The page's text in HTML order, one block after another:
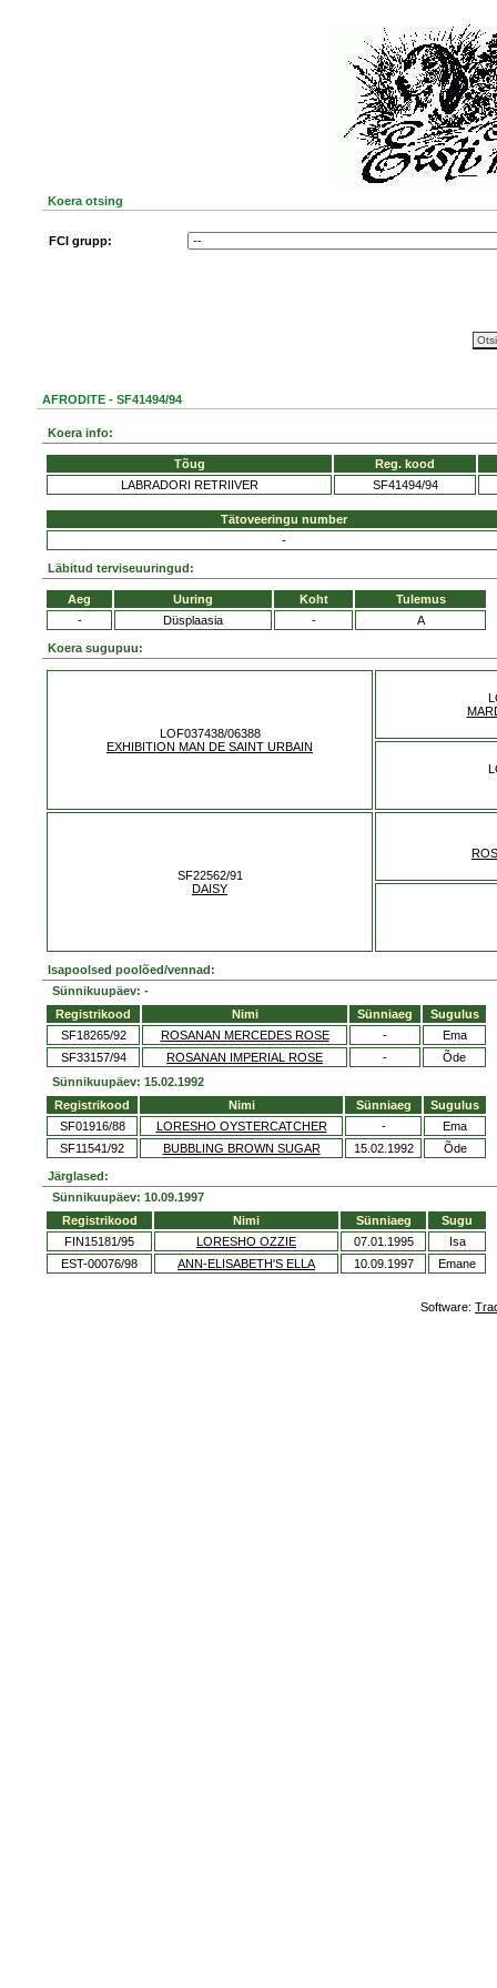
Koera otsing
FCI grupp:
AFRODITE - SF41494/94
Koera info:
Tõug
Reg. kood
LABRADORI RETRIIVER
SF41494/94
Tätoveeringu number
-
Läbitud terviseuuringud:
Aeg Uuring Koht
Tulemus
-
Düsplaasia - A
Koera sugupuu:
LOF037438/06388
EXHIBITION MAN DE SAINT URBAIN
SF22562/91
DAISY
Isapoolsed poolõed/vennad:
Sünnikuupäev: -
Registrikood
Nimi Sünniaeg
Sugulus
SF18265/92
ROSANAN MERCEDES ROSE -
Ema
SF33157/94
ROSANAN IMPERIAL ROSE -
Õde
Sünnikuupäev: 15.02.1992
Registrikood
Nimi Sünniaeg
Sugulus
SF01916/88
LORESHO OYSTERCATCHER -
Ema
SF11541/92
BUBBLING BROWN SUGAR 15.02.1992 Õde
Järglased:
Sünnikuupäev: 10.09.1997
Registrikood
Nimi Sünniaeg
Sugu
FIN15181/95
LORESHO OZZIE 07.01.1995
Isa
EST-00076/98
ANN-ELISABETH'S ELLA 10.09.1997 Emane
Software: